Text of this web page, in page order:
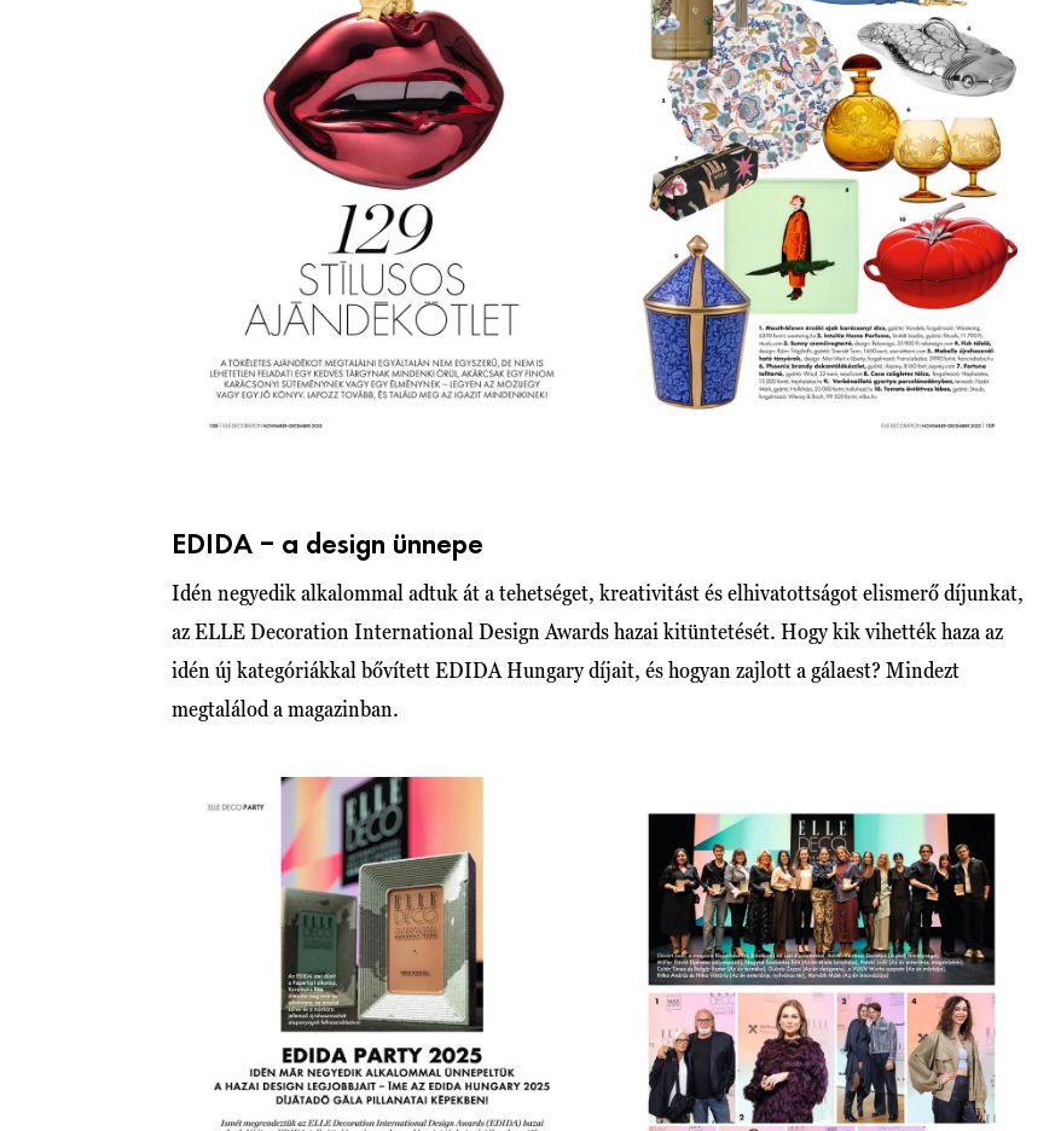
EDIDA – a design ünnepe
Idén negyedik alkalommal adtuk át a tehetséget, kreativitást és elhivatottságot elismerő díjunkat,
az ELLE Decoration International Design Awards hazai kitüntetését. Hogy kik vihették haza az
idén új kategóriákkal bővített EDIDA Hungary díjait, és hogyan zajlott a gálaest? Mindezt
megtalálod a magazinban.